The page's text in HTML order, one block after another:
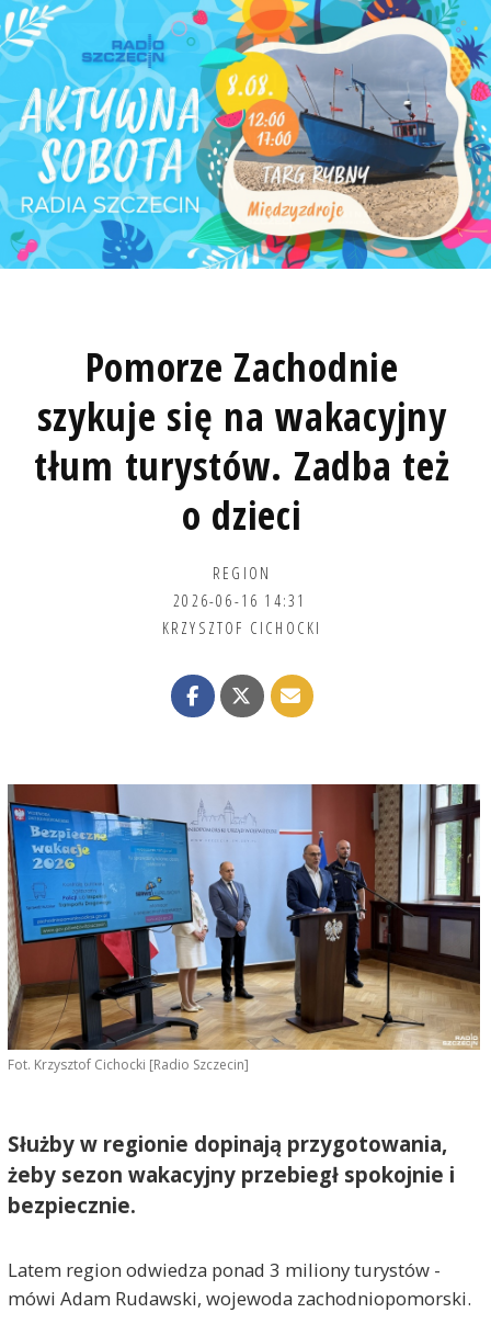
Pomorze Zachodnie
szykuje się na wakacyjny
tłum turystów. Zadba też
o dzieci
REGION
2026-06-16 14:31
KRZYSZTOF CICHOCKI
Fot. Krzysztof Cichocki [Radio Szczecin]
Służby w regionie dopinają przygotowania,
żeby sezon wakacyjny przebiegł spokojnie i
bezpiecznie.
Latem region odwiedza ponad 3 miliony turystów -
mówi Adam Rudawski, wojewoda zachodniopomorski.